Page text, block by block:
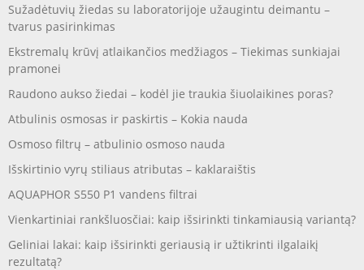
Sužadėtuvių žiedas su laboratorijoje užaugintu deimantu –
tvarus pasirinkimas
Ekstremalų krūvį atlaikančios medžiagos – Tiekimas sunkiajai
pramonei
Raudono aukso žiedai – kodėl jie traukia šiuolaikines poras?
Atbulinis osmosas ir paskirtis – Kokia nauda
Osmoso filtrų – atbulinio osmoso nauda
Išskirtinio vyrų stiliaus atributas – kaklaraištis
AQUAPHOR S550 P1 vandens filtrai
Vienkartiniai rankšluosčiai: kaip išsirinkti tinkamiausią variantą?
Geliniai lakai: kaip išsirinkti geriausią ir užtikrinti ilgalaikį
rezultatą?